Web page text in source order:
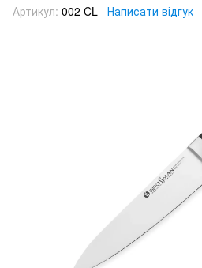
Артикул: 002 CL Написати відгук